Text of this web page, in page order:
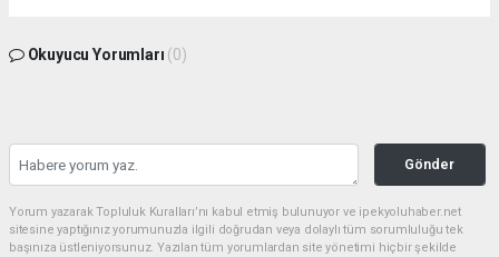
Okuyucu Yorumları (0)
Gönder
Yorum yazarak Topluluk Kuralları’nı kabul etmiş bulunuyor ve ipekyoluhaber.net
sitesine yaptığınız yorumunuzla ilgili doğrudan veya dolaylı tüm sorumluluğu tek
başınıza üstleniyorsunuz. Yazılan tüm yorumlardan site yönetimi hiçbir şekilde